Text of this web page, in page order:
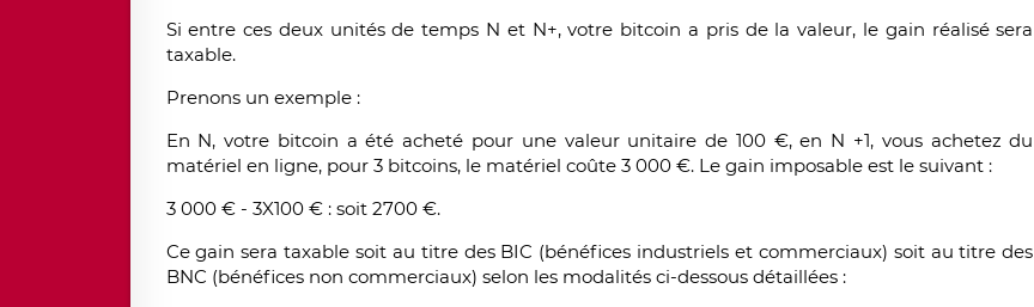
Si entre ces deux unités de temps N et N+, votre bitcoin a pris de la valeur, le gain réalisé sera
taxable.
Prenons un exemple :
En N, votre bitcoin a été acheté pour une valeur unitaire de 100 €, en N +1, vous achetez du
matériel en ligne, pour 3 bitcoins, le matériel coûte 3 000 €. Le gain imposable est le suivant :
3 000 € - 3X100 € : soit 2700 €.
Ce gain sera taxable soit au titre des BIC (bénéfices industriels et commerciaux) soit au titre des
BNC (bénéfices non commerciaux) selon les modalités ci-dessous détaillées :